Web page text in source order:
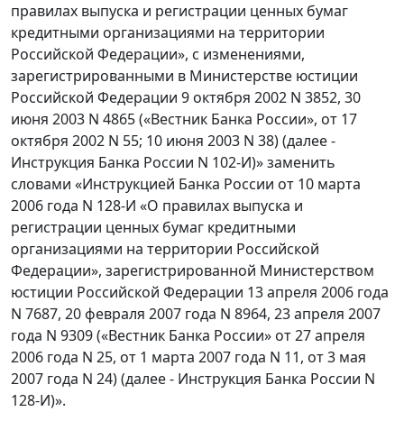
правилах выпуска и регистрации ценных бумаг
кредитными организациями на территории
Российской Федерации», с изменениями,
зарегистрированными в Министерстве юстиции
Российской Федерации 9 октября 2002 N 3852, 30
июня 2003 N 4865 («Вестник Банка России», от 17
октября 2002 N 55; 10 июня 2003 N 38) (далее -
Инструкция Банка России N 102-И)» заменить
словами «Инструкцией Банка России от 10 марта
2006 года N 128-И «О правилах выпуска и
регистрации ценных бумаг кредитными
организациями на территории Российской
Федерации», зарегистрированной Министерством
юстиции Российской Федерации 13 апреля 2006 года
N 7687, 20 февраля 2007 года N 8964, 23 апреля 2007
года N 9309 («Вестник Банка России» от 27 апреля
2006 года N 25, от 1 марта 2007 года N 11, от 3 мая
2007 года N 24) (далее - Инструкция Банка России N
128-И)».